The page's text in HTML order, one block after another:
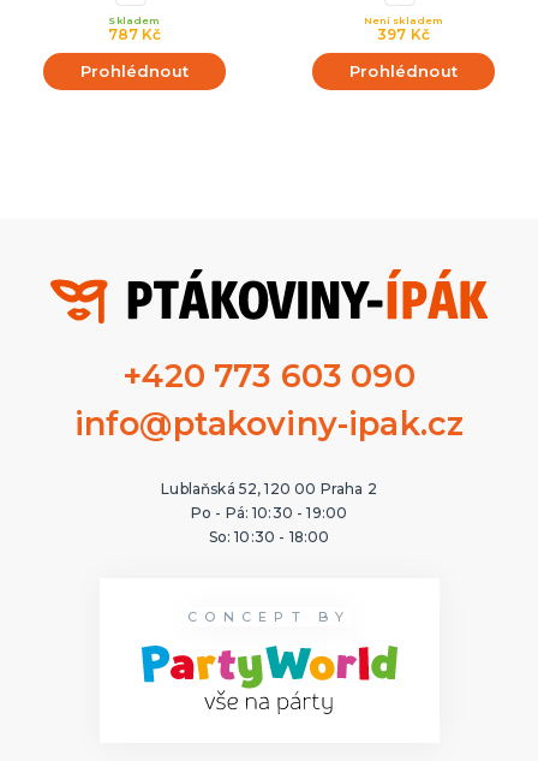
787 Kč
Skladem
Prohlédnout
397 Kč
Není skladem
Prohlédnout
+420 773 603 090
info@ptakoviny-ipak.cz
Lublaňská 52, 120 00 Praha 2
Po - Pá: 10:30 - 19:00
So: 10:30 - 18:00
CONCEPT BY